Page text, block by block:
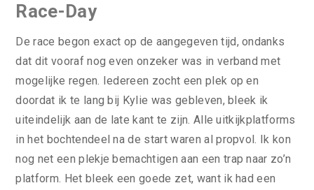
Race-Day
De race begon exact op de aangegeven tijd, ondanks
dat dit vooraf nog even onzeker was in verband met
mogelijke regen. Iedereen zocht een plek op en
doordat ik te lang bij Kylie was gebleven, bleek ik
uiteindelijk aan de late kant te zijn. Alle uitkijkplatforms
in het bochtendeel na de start waren al propvol. Ik kon
nog net een plekje bemachtigen aan een trap naar zo’n
platform. Het bleek een goede zet, want ik had een